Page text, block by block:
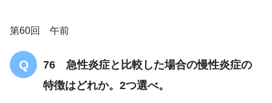
ン・バレー症候群
四肢の脱力
易疲労性
第60回 午前
76 急性炎症と比較した場合の慢性炎症の
特徴はどれか。2つ選べ。